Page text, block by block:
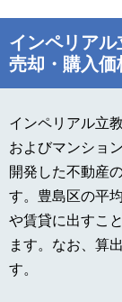
インペリア
売却・購入
インペリアル立
およびマンショ
開発した不動産
す。豊島区の平
や賃貸に出すこ
ます。なお、算
す。